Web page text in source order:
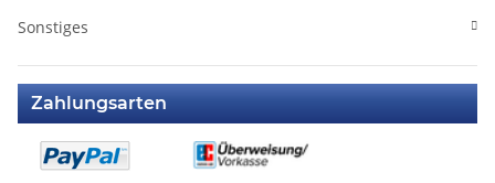
Sonstiges
Zahlungsarten